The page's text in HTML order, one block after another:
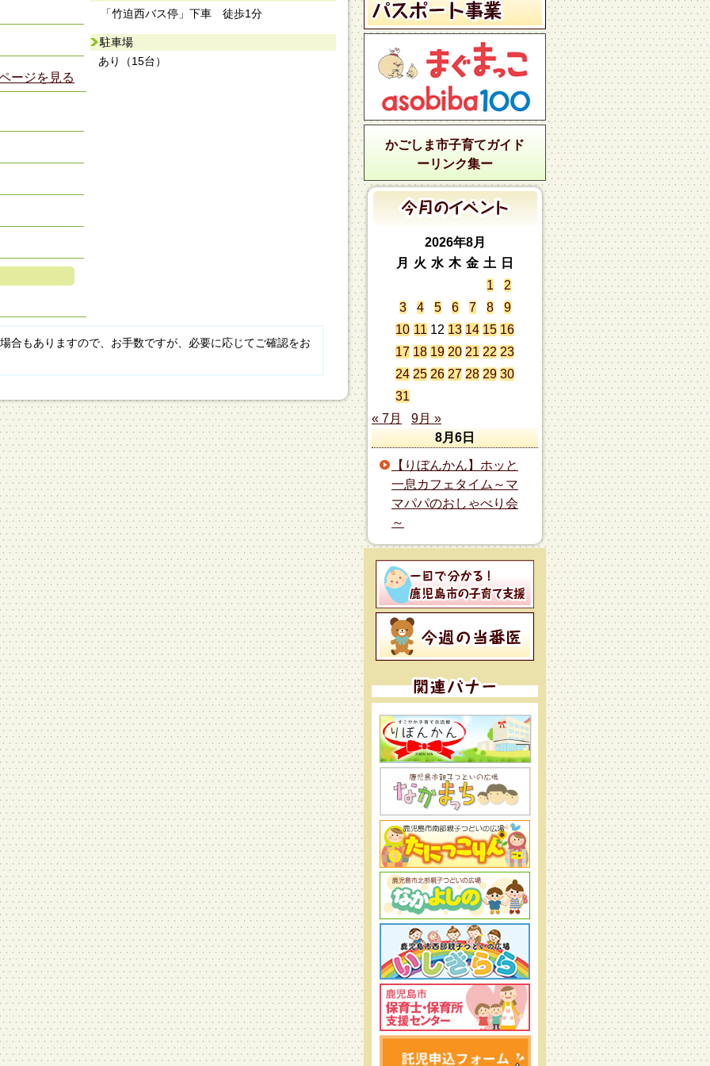
「竹迫西バス停」下車 徒歩1分
駐車場
あり（15台）
ージを見る
合もありますので、お手数ですが、必要に応じてご確認をお
かごしま市子育てガイド
ーリンク集ー
2026年8月
月
火 水 木 金 土
日
1
2
3
4 5 6 7 8
9
10 11 12 13 14 15 16
17 18 19 20 21 22 23
24 25 26 27 28 29 30
31
« 7月
9月 »
8月6日
【りぼんかん】ホッと
一息カフェタイム～マ
マパパのおしゃべり会
～